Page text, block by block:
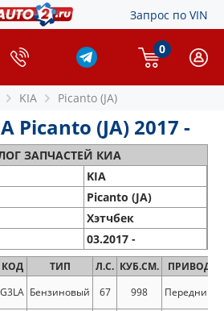
Запрос по VIN
0
KIA Picanto (JA)
Picanto (JA) 2017 -
ЗАПЧАСТЕЙ КИА
KIA
Picanto (JA)
Хэтчбек
03.2017 -
КОД ТИП Л.С. КУБ.СМ. ПРИВОД
G3LA Бензиновый 67 998 Передний